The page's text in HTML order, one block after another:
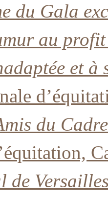
du Gala
au
et à
du
de